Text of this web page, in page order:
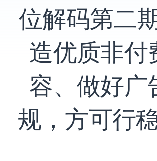
位解码第二
造优质非付
容、做好广
规，方可行